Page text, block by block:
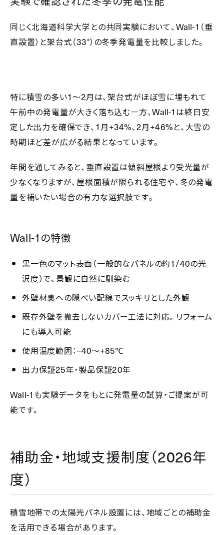
同じく北海道科学大学との共同実験において、Wall-1 （垂
直設置）と架台式（33°）の冬季発電量を比較しました。
特に積雪の多い1〜2月は、架台式がほぼ雪に埋もれて
午前中の発電量が大きく落ち込む一方、Wall-1 は終日安
定した出力を確保でき、 1 月+34%、2月+46%と、大雪の
時期ほど差が広がる結果となっています。
年間を通してみると、垂直設置は傾斜屋根より受光量が
少なくなりますが、屋根面積が限られる住宅や、冬の発電
量を補いたい場合の有力な選択肢です。
Wall-1 の特徴
黒一色のマット表面（一般的なパネルの約1/40の光
沢度）で、景観に自然に馴染む
外壁材裏への隠ぺい配線でスッキリとした外観
既存外壁を撤去しないカバー工法に対応。リフォーム
にも導入可能
使用温度範囲：−40～+85℃
出力保証25年・製品保証20年
Wall-1 も実験データをもとに発電量の試算・ご提案が可
能です。
補助金・地域支援制度（2026年
度）
積雪地帯での太陽光パネル設置には、地域ごとの補助金
を活用できる場合があります。